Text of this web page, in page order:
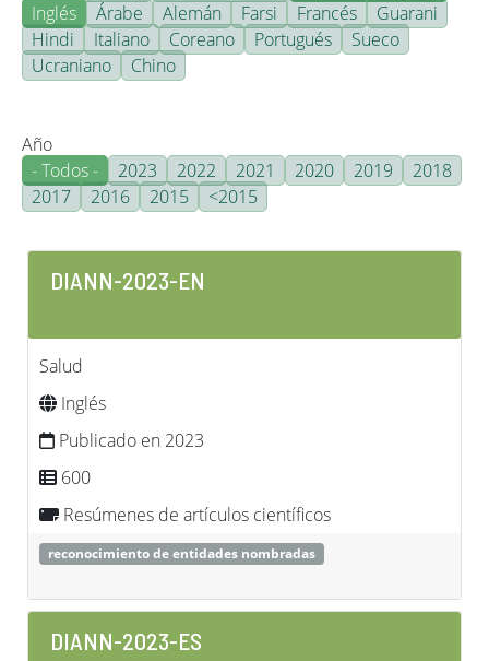
Inglés
Árabe Alemán Farsi Francés
Guarani
Hindi
Italiano Coreano Portugués
Sueco
Ucraniano
Chino
Año
- Todos -
2023 2022 2021 2020 2019
2018
2017
2016 2015 <2015
DIANN-2023-EN
Salud
Inglés
Publicado en 2023
600
Resúmenes de artículos científicos
reconocimiento de entidades nombradas
DIANN-2023-ES